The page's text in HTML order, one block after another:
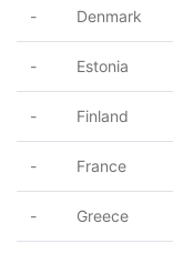
- Denmark
- Estonia
- Finland
- France
- Greece